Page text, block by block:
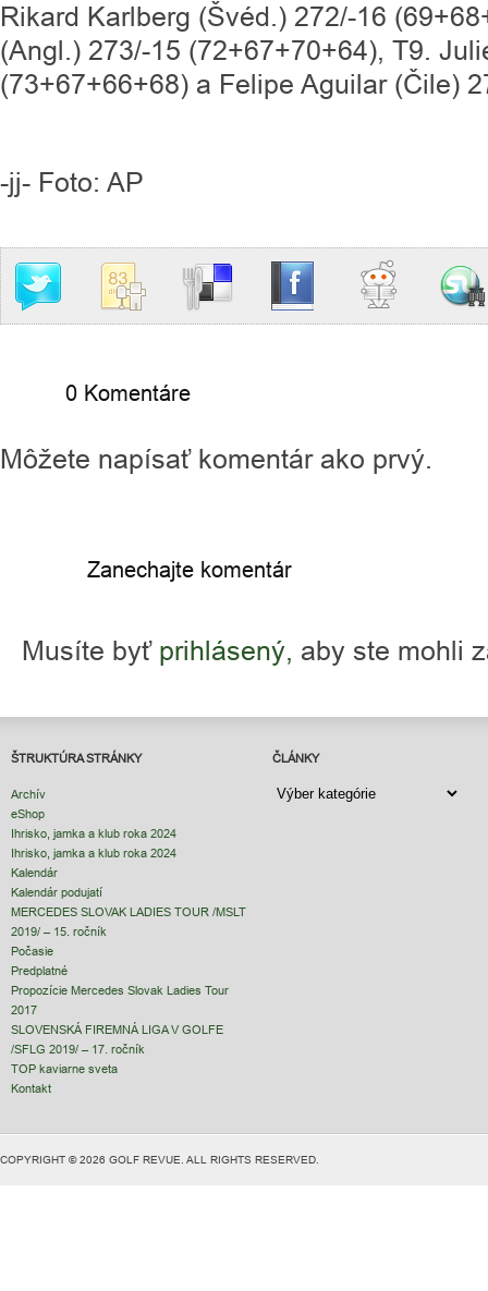
Rikard Karlberg (Švéd.) 272/-16
(Angl.) 273/-15 (72+67+70+64), T9.
(73+67+66+68) a Felipe Aguilar (Čile)
-jj- Foto: AP
0 Komentáre
Môžete napísať komentár ako prvý.
Zanechajte komentár
Musíte byť prihlásený, aby ste mohli
ŠTRUKTÚRA STRÁNKY
Archív
eShop
Ihrisko, jamka a klub roka 2024
Ihrisko, jamka a klub roka 2024
Kalendár
Kalendár podujatí
MERCEDES SLOVAK LADIES TOUR /MSLT
2019/ – 15. ročník
Počasie
Predplatné
Propozície Mercedes Slovak Ladies Tour
2017
SLOVENSKÁ FIREMNÁ LIGA V GOLFE
/SFLG 2019/ – 17. ročník
TOP kaviarne sveta
Kontakt
ČLÁNKY
ČLÁNKY
COPYRIGHT © 2026 GOLF REVUE. ALL RIGHTS RESERVED.